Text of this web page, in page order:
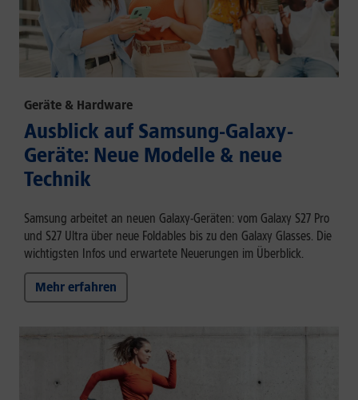
Geräte & Hardware
Ausblick auf Samsung-Galaxy-
Geräte: Neue Modelle & neue
Technik
Samsung arbeitet an neuen Galaxy-Geräten: vom Galaxy S27 Pro
und S27 Ultra über neue Foldables bis zu den Galaxy Glasses. Die
wichtigsten Infos und erwartete Neuerungen im Überblick.
Mehr erfahren